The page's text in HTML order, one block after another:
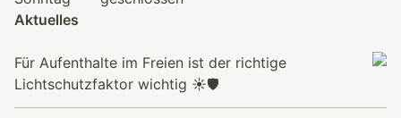
Aktuelles
Für Aufenthalte im Freien ist der richtige
Lichtschutzfaktor wichtig ☀️🛡️